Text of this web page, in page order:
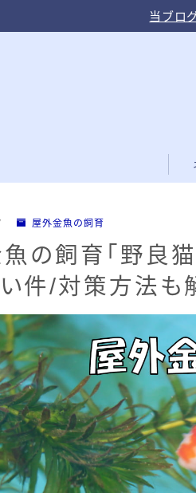
当ブロ
屋外金魚の飼育
の飼育「野良
件/対策方法も